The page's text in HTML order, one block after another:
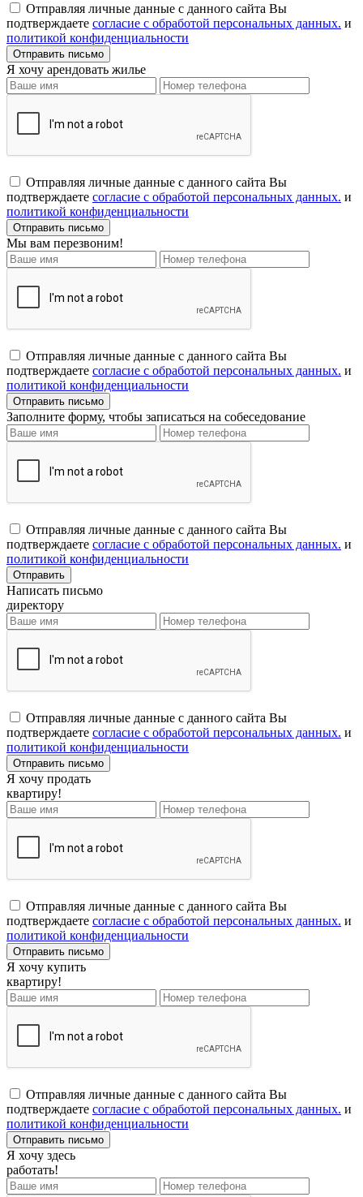
Отправляя личные данные с данного сайта Вы
подтверждаете согласие с обработой персональных данных. и
политикой конфиденциальности
Я хочу арендовать жилье
Отправляя личные данные с данного сайта Вы
подтверждаете согласие с обработой персональных данных. и
политикой конфиденциальности
Мы вам перезвоним!
Отправляя личные данные с данного сайта Вы
подтверждаете согласие с обработой персональных данных. и
политикой конфиденциальности
Заполните форму, чтобы записаться на собеседование
Отправляя личные данные с данного сайта Вы
подтверждаете согласие с обработой персональных данных. и
политикой конфиденциальности
Написать письмо
директору
Отправляя личные данные с данного сайта Вы
подтверждаете согласие с обработой персональных данных. и
политикой конфиденциальности
Я хочу продать
квартиру!
Отправляя личные данные с данного сайта Вы
подтверждаете согласие с обработой персональных данных. и
политикой конфиденциальности
Я хочу купить
квартиру!
Отправляя личные данные с данного сайта Вы
подтверждаете согласие с обработой персональных данных. и
политикой конфиденциальности
Я хочу здесь
работать!